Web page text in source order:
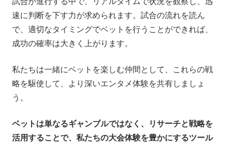
速に判断を下す力が求められます。試合の流れを読ん
で、適切なタイミングでベットを行うことができれば、
成功の確率は大きく上がります。
私たちは一緒にベットを楽しむ仲間として、これらの戦
略を駆使して、より深いエンタメ体験を共有しましょ
う。
ベットは単なるギャンブルではなく、リサーチと戦略を
活用することで、私たちの大会体験を豊かにするツール